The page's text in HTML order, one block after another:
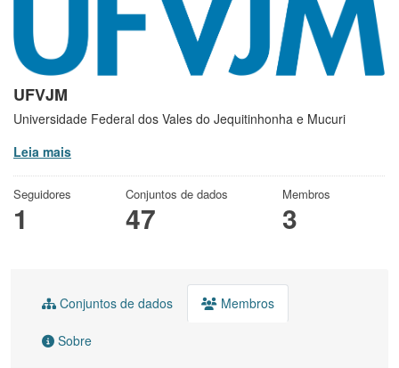
UFVJM
Universidade Federal dos Vales do Jequitinhonha e Mucuri
Leia mais
Seguidores
1
Conjuntos de dados
47
Membros
3
Conjuntos de dados Membros
Sobre